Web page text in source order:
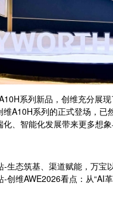
系列新品，创维充分展
A10H系列的正式登场，
、智能化发展带来更多想象
-生态筑基、渠道赋能，万宝
维AWE2026看点：从“AI